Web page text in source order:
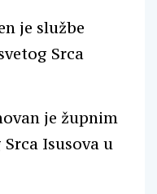
je službe
Srca
je župnim
Isusova u